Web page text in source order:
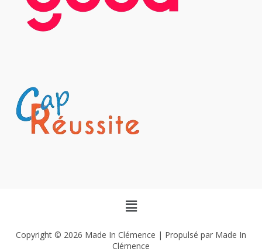
Copyright © 2026 Made In Clémence | Propulsé par Made In
Clémence